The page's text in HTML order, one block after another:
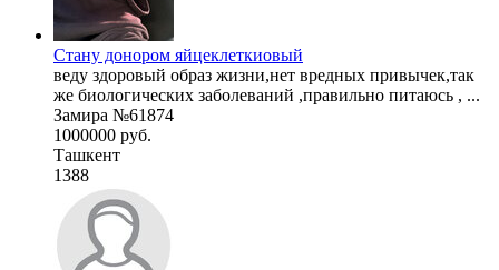
Стану донором яйцеклеткиовый
веду здоровый образ жизни,нет вредных привычек,так
же биологических заболеваний ,правильно питаюсь , ...
Замира №61874
1000000 руб.
Ташкент
1388